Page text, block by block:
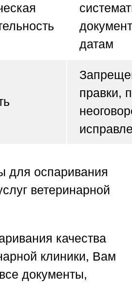
датам
правки,
для оспаривания
ветеринарной
качества
клиники, Вам
документы,